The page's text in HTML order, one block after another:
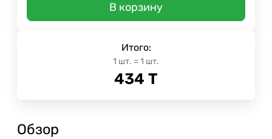
В корзину
Итого:
1 шт. = 1 шт.
434 Т
Обзор